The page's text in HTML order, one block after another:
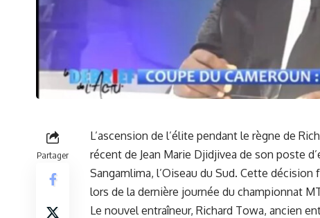
Partager
L’ascension de l’élite pendant le règne ‍de
récent de⁣ Jean Marie Djidjivea de son poste
Sangamlima, l’Oiseau du Sud. Cette
lors de la dernière journée du ⁤championnat
Le nouvel ⁢entraîneur, Richard Towa, ancien